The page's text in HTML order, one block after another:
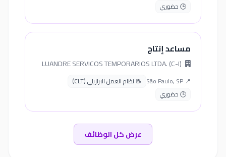
🕒 حضوري
مساعد إنتاج
📍 São Paulo, SP
📝 نظام العمل البرازيلي (CLT)
🕒 حضوري
عرض كل الوظائف